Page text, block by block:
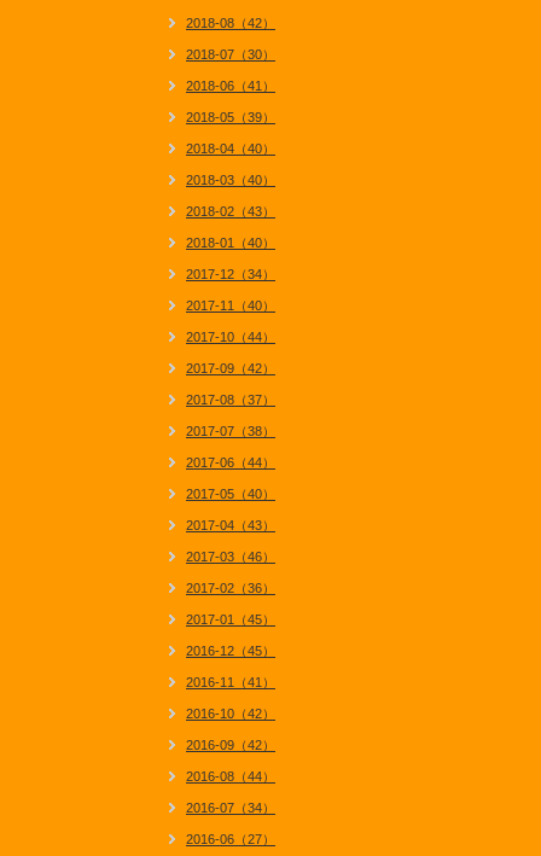
2018-08（42）
2018-07（30）
2018-06（41）
2018-05（39）
2018-04（40）
2018-03（40）
2018-02（43）
2018-01（40）
2017-12（34）
2017-11（40）
2017-10（44）
2017-09（42）
2017-08（37）
2017-07（38）
2017-06（44）
2017-05（40）
2017-04（43）
2017-03（46）
2017-02（36）
2017-01（45）
2016-12（45）
2016-11（41）
2016-10（42）
2016-09（42）
2016-08（44）
2016-07（34）
2016-06（27）